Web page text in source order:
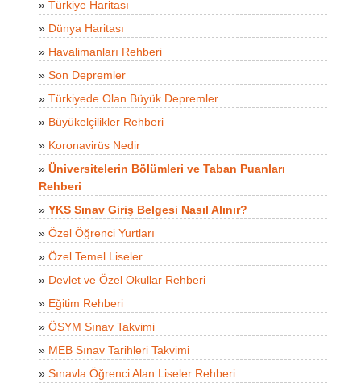
» Türkiye Haritası
» Dünya Haritası
» Havalimanları Rehberi
» Son Depremler
» Türkiyede Olan Büyük Depremler
» Büyükelçilikler Rehberi
» Koronavirüs Nedir
» Üniversitelerin Bölümleri ve Taban Puanları
Rehberi
» YKS Sınav Giriş Belgesi Nasıl Alınır?
» Özel Öğrenci Yurtları
» Özel Temel Liseler
» Devlet ve Özel Okullar Rehberi
» Eğitim Rehberi
» ÖSYM Sınav Takvimi
» MEB Sınav Tarihleri Takvimi
» Sınavla Öğrenci Alan Liseler Rehberi